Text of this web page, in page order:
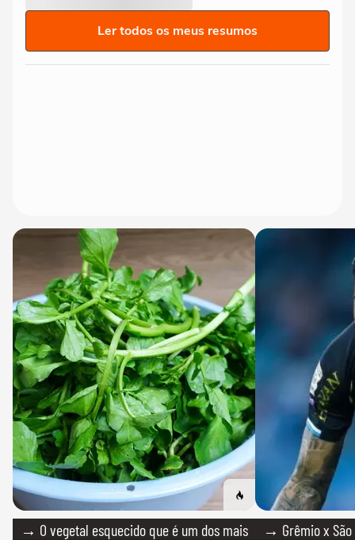
Ler todos os meus resumos
→ O vegetal esquecido que é um dos mais
→ Grêmio x São